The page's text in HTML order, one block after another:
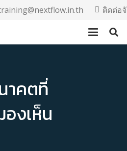
ติดต่อ
าคตที่
งเห็น